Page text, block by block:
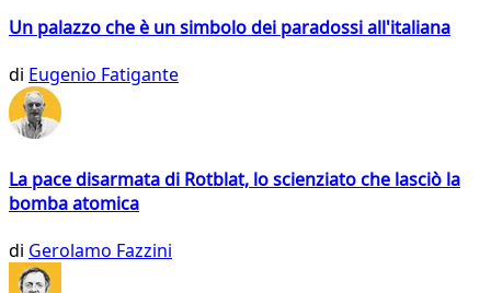
Un palazzo che è un simbolo dei paradossi all'italiana
di Eugenio Fatigante
La pace disarmata di Rotblat, lo scienziato che lasciò la
bomba atomica
di Gerolamo Fazzini